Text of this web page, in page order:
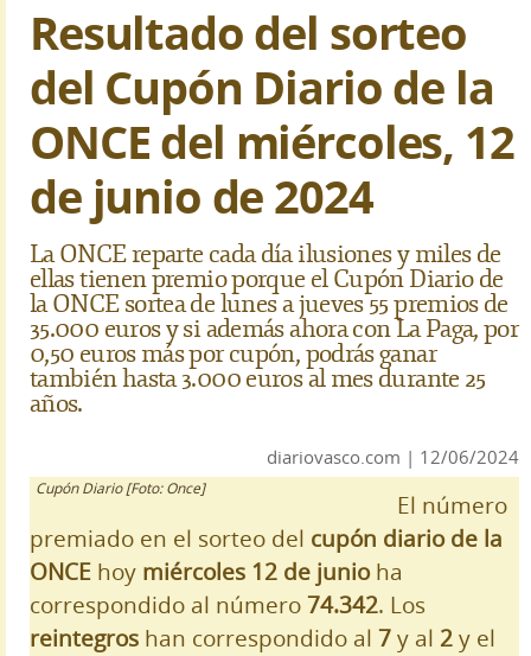
Resultado del sorteo
del Cupón Diario de la
ONCE del miércoles, 12
de junio de 2024
La ONCE reparte cada día ilusiones y miles de
ellas tienen premio porque el Cupón Diario de
la ONCE sortea de lunes a jueves 55 premios de
35.000 euros y si además ahora con La Paga, por
0,50 euros más por cupón, podrás ganar
también hasta 3.000 euros al mes durante 25
años.
diariovasco.com | 12/06/2024
Cupón Diario [Foto: Once]
El número
premiado en el sorteo del cupón diario de la
ONCE hoy miércoles 12 de junioha
correspondido al número74.342. Los
reintegros han correspondido al 7y al 2y el